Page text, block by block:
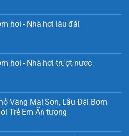
hơi - Nhà hơi lâu đài
hơi - Nhà hơi trượt nước
Vàng Mai Sơn, Lâu Đài Bơm
Trẻ Em Ấn tượng